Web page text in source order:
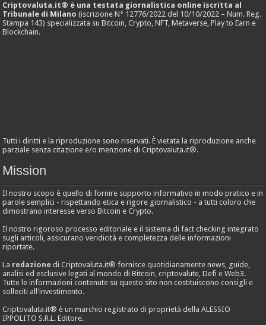
Criptovaluta.it® è una testata giornalistica online iscritta al
Tribunale di Milano (iscrizione N° 12776/2022 del 10/10/2022 – Num. Reg.
Stampa 143) specializzata su Bitcoin, Crypto, NFT, Metaverse, Play to Earn e
Blockchain.
Tutti i diritti e la riproduzione sono riservati. È vietata la riproduzione anche
parziale senza citazione e/o menzione di Criptovaluta.it®.
Mission
Il nostro scopo è quello di fornire supporto informativo in modo pratico e in
parole semplici - rispettando etica e rigore giornalistico - a tutti coloro che
dimostrano interesse verso Bitcoin e Crypto.
Il nostro rigoroso processo editoriale e il sistema di fact checking integrato
sugli articoli, assicurano veridicità e completezza delle informazioni
riportate.
La redazione di Criptovaluta.it® fornisce quotidianamente news, guide,
analisi ed esclusive legati al mondo di Bitcoin, criptovalute, Defi e Web3.
Tutte le informazioni contenute su questo sito non costituiscono consigli e
solleciti all'investimento.
Criptovaluta.it® è un marchio registrato di proprietà della ALESSIO
IPPOLITO S.R.L. Editore.